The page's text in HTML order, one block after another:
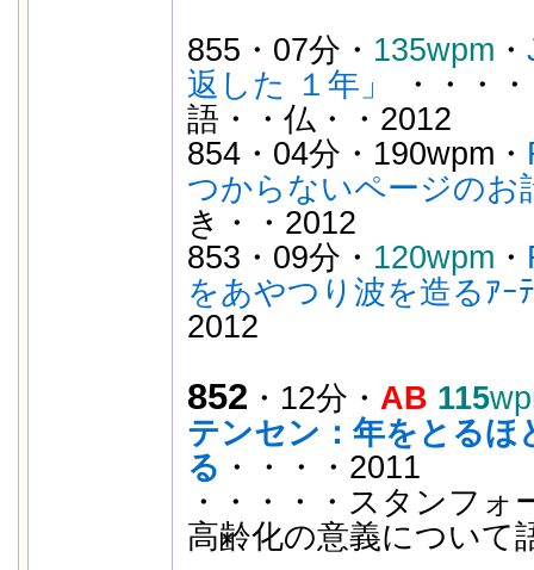
855・07分・ 135wpm ・
返した １年」
・・・
語・・仏・・2012
854・04分・190wpm・
つからないページのお
き・・2012
853・09分・ 120wpm ・
をあやつり波を造るｱｰ
2012
852 ・12分・ AB 115
テンセン：年をとるほ
る ・・・・2011
・・・・・スタンフォ
高齢化の意義について